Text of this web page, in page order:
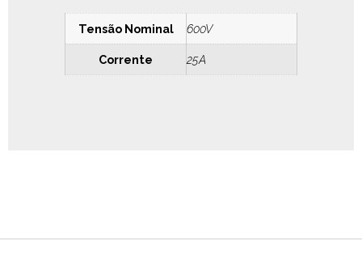
Tensão Nominal 600V
Corrente 25A